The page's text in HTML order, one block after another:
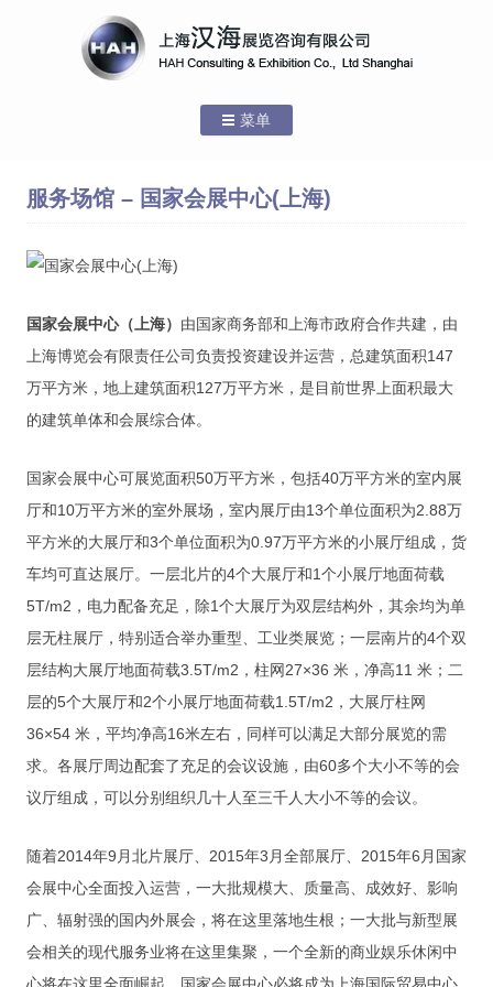
菜单
公司介绍
先进设备
服务场馆
展会审图
审图日志
展会信息
展会相册
联系我们
联系信息
服务场馆 – 国家会展中心(上海)
国家会展中心（上海） 由国家商务部和上海市政府合作共建，由
上海博览会有限责任公司负责投资建设并运营，总建筑面积147
万平方米，地上建筑面积127万平方米，是目前世界上面积最大
的建筑单体和会展综合体。
国家会展中心可展览面积50万平方米，包括40万平方米的室内展
厅和10万平方米的室外展场，室内展厅由13个单位面积为2.88万
平方米的大展厅和3个单位面积为0.97万平方米的小展厅组成，货
车均可直达展厅。一层北片的4个大展厅和1个小展厅地面荷载
5T/m2，电力配备充足，除1个大展厅为双层结构外，其余均为单
层无柱展厅，特别适合举办重型、工业类展览；一层南片的4个双
层结构大展厅地面荷载3.5T/m2，柱网27×36 米，净高11 米；二
层的5个大展厅和2个小展厅地面荷载1.5T/m2，大展厅柱网
36×54 米，平均净高16米左右，同样可以满足大部分展览的需
求。各展厅周边配套了充足的会议设施，由60多个大小不等的会
议厅组成，可以分别组织几十人至三千人大小不等的会议。
随着2014年9月北片展厅、2015年3月全部展厅、2015年6月国家
会展中心全面投入运营，一大批规模大、质量高、成效好、影响
广、辐射强的国内外展会，将在这里落地生根；一大批与新型展
会相关的现代服务业将在这里集聚，一个全新的商业娱乐休闲中